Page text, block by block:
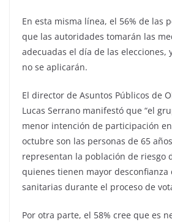
En esta misma línea, el 56% de las
que las autoridades tomarán las
adecuadas el día de las elecciones,
no se aplicarán.
El director de Asuntos Públicos de
Lucas Serrano manifestó que “el
menor intención de participación
octubre son las personas de 65
representan la población de riesgo
quienes tienen mayor desconfianza
sanitarias durante el proceso de
Por otra parte, el 58% cree que es